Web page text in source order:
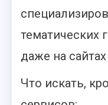
тематических
даже на
Что искать,